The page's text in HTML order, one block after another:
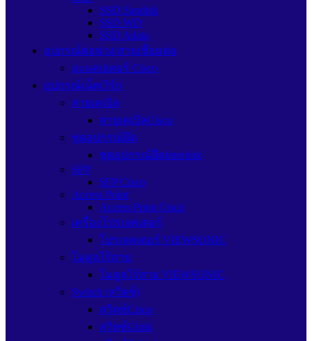
SSD Sandisk
SSD WD
SSD Adata
อุปกรณ์ต่อพ่วง/สายเชื่อมต่อ
อะแดปเตอร์ Cisco
อุปกรณ์เน็ตเวิร์ก
สายเคเบิล
สายเคเบิลCisco
ชุดอุปกรณ์ยึด
ชุดอุปกรณ์ยึดInterlink
SFP
SFP Cisco
Access Point
Access Point Cisco
เครื่องโปรเจคเตอร์
โปรเจคเตอร์ VIEWSONIC
โมดูลไร้สาย
โมดูลไร้สาย VIEWSONIC
Switch (สวิตช์)
สวิตช์Cisco
สวิตช์Glink